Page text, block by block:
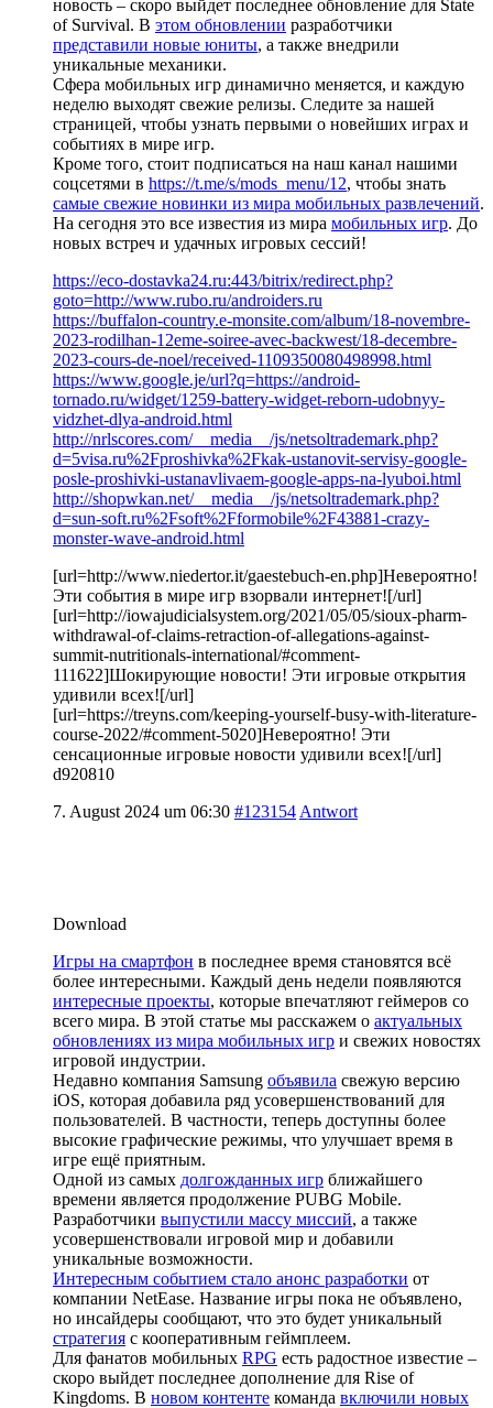
новость – скоро выйдет последнее обновление для State
of Survival. В этом обновлении разработчики
представили новые юниты, а также внедрили
уникальные механики.
Сфера мобильных игр динамично меняется, и каждую
неделю выходят свежие релизы. Следите за нашей
страницей, чтобы узнать первыми о новейших играх и
событиях в мире игр.
Кроме того, стоит подписаться на наш канал нашими
соцсетями в https://t.me/s/mods_menu/12, чтобы знать
самые свежие новинки из мира мобильных развлечений.
На сегодня это все известия из мира мобильных игр. До
новых встреч и удачных игровых сессий!
https://eco-dostavka24.ru:443/bitrix/redirect.php?
goto=http://www.rubo.ru/androiders.ru
https://buffalon-country.e-monsite.com/album/18-novembre-
2023-rodilhan-12eme-soiree-avec-backwest/18-decembre-
2023-cours-de-noel/received-1109350080498998.html
https://www.google.je/url?q=https://android-
tornado.ru/widget/1259-battery-widget-reborn-udobnyy-
vidzhet-dlya-android.html
http://nrlscores.com/__media__/js/netsoltrademark.php?
d=5visa.ru%2Fproshivka%2Fkak-ustanovit-servisy-google-
posle-proshivki-ustanavlivaem-google-apps-na-lyuboi.html
http://shopwkan.net/__media__/js/netsoltrademark.php?
d=sun-soft.ru%2Fsoft%2Fformobile%2F43881-crazy-
monster-wave-android.html
[url=http://www.niedertor.it/gaestebuch-en.php]Невероятно!
Эти события в мире игр взорвали интернет![/url]
[url=http://iowajudicialsystem.org/2021/05/05/sioux-pharm-
withdrawal-of-claims-retraction-of-allegations-against-
summit-nutritionals-international/#comment-
111622]Шокирующие новости! Эти игровые открытия
удивили всех![/url]
[url=https://treyns.com/keeping-yourself-busy-with-literature-
course-2022/#comment-5020]Невероятно! Эти
сенсационные игровые новости удивили всех![/url]
d920810
7. August 2024 um 06:30 #123154 Antwort
Download
Игры на смартфон в последнее время становятся всё
более интересными. Каждый день недели появляются
интересные проекты, которые впечатляют геймеров со
всего мира. В этой статье мы расскажем о актуальных
обновлениях из мира мобильных игр и свежих новостях
игровой индустрии.
Недавно компания Samsung объявила свежую версию
iOS, которая добавила ряд усовершенствований для
пользователей. В частности, теперь доступны более
высокие графические режимы, что улучшает время в
игре ещё приятным.
Одной из самых долгожданных игр ближайшего
времени является продолжение PUBG Mobile.
Разработчики выпустили массу миссий, а также
усовершенствовали игровой мир и добавили
уникальные возможности.
Интересным событием стало анонс разработки от
компании NetEase. Название игры пока не объявлено,
но инсайдеры сообщают, что это будет уникальный
стратегия с кооперативным геймплеем.
Для фанатов мобильных RPG есть радостное известие –
скоро выйдет последнее дополнение для Rise of
Kingdoms. В новом контенте команда включили новых